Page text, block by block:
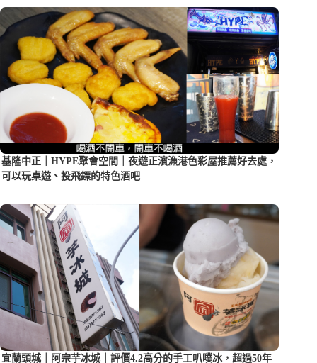
基隆中正｜HYPE聚會空間｜夜遊正濱漁港色彩屋推薦好去處，
可以玩桌遊、投飛鏢的特色酒吧
宜蘭頭城｜阿宗芋冰城｜評價4.2高分的手工叭噗冰，超過50年